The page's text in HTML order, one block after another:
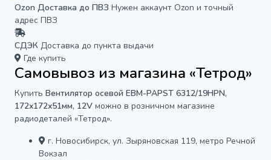
Ozon Доставка до ПВЗ Нужен аккаунт Ozon и точный
адрес ПВЗ
СДЭК Доставка до пункта выдачи
Где купить
Самовывоз из магазина «Тетрод»
Купить Вентилятор осевой EBM-PAPST 6312/19HPN,
172x172x51мм, 12V можно в розничном магазине
радиодеталей «Тетрод».
г. Новосибирск, ул. Зыряновская 119, метро Речной
Вокзал